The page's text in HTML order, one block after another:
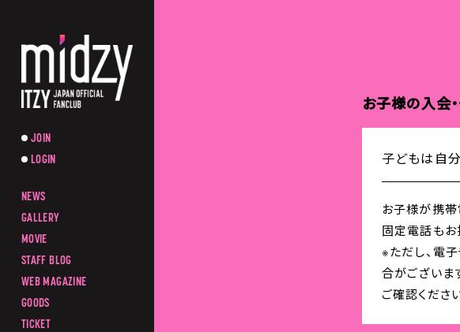
JOIN
LOGIN
NEWS
GALLERY
MOVIE
STAFF BLOG
WEB MAGAZINE
GOODS
TICKET
お子様の入会
子どもは自
お子様が携帯
固定電話もお
※ただし、電
合がございま
ご確認くださ